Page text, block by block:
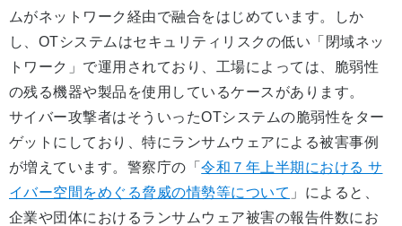
ムがネットワーク経由で融合をはじめています。しか
し、OTシステムはセキュリティリスクの低い「閉域ネッ
トワーク」で運用されており、工場によっては、脆弱性
の残る機器や製品を使用しているケースがあります。
サイバー攻撃者はそういったOTシステムの脆弱性をター
ゲットにしており、特にランサムウェアによる被害事例
が増えています。警察庁の「令和７年上半期における サ
イバー空間をめぐる脅威の情勢等について 」によると、
企業や団体におけるランサムウェア被害の報告件数にお